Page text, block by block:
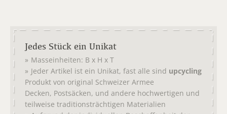
Jedes Stück ein Unikat
Masseinheiten: B x H x T
Jeder Artikel ist ein Unikat, fast alle sind upcycling
Produkt von original Schweizer Armee
Decken, Postsäcken, und andere hochwertigen und
teilweise traditionsträchtigen Materialien